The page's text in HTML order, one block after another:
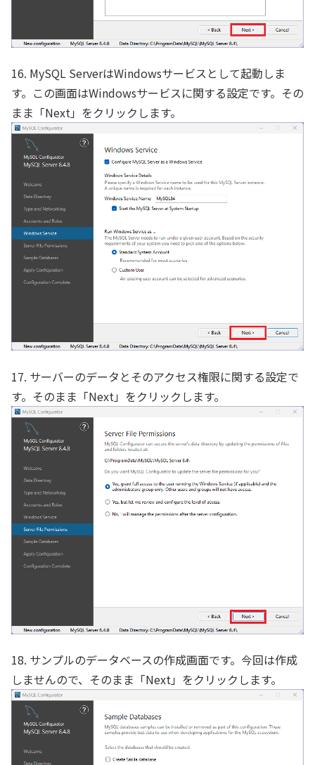
16. MySQL ServerはWindowsサービスとして起動しま
す。この画面はWindowsサービスに関する設定です。その
まま「Next」をクリックします。
17. サーバーのデータとそのアクセス権限に関する設定で
す。そのまま「Next」をクリックします。
18. サンプルのデータベースの作成画面です。今回は作成
しませんので、そのまま「Next」をクリックします。